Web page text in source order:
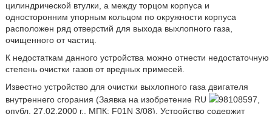
цилиндрической втулки, а между торцом корпуса и
односторонним упорным кольцом по окружности корпуса
расположен ряд отверстий для выхода выхлопного газа,
очищенного от частиц.
К недостаткам данного устройства можно отнести недостаточную
степень очистки газов от вредных примесей.
Известно устройство для очистки выхлопного газа двигателя
внутреннего сгорания (Заявка на изобретение RU
98108597,
опубл. 27.02.2000 г., МПК: F01N 3/08). Устройство содержит